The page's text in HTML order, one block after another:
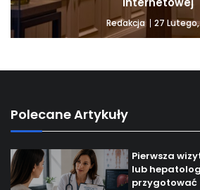
Redakcja 27
Polecane Artykuły
Pierwsza
lub
przygotować